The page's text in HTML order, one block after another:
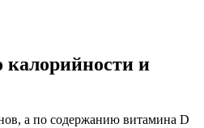
и
а по содержанию витамина D